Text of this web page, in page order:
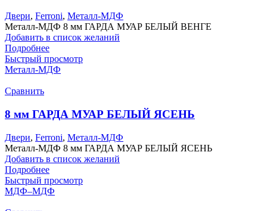
Двери, Ferroni, Металл-МДФ
Металл-МДФ 8 мм ГАРДА МУАР БЕЛЫЙ ВЕНГЕ
Добавить в список желаний
Подробнее
Быстрый просмотр
Металл-МДФ
Сравнить
8 мм ГАРДА МУАР БЕЛЫЙ ЯСЕНЬ
Двери, Ferroni, Металл-МДФ
Металл-МДФ 8 мм ГАРДА МУАР БЕЛЫЙ ЯСЕНЬ
Добавить в список желаний
Подробнее
Быстрый просмотр
МДФ–МДФ